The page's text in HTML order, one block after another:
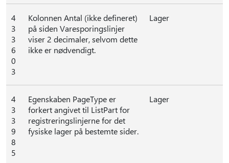
4
3
3
6
0
3
Kolonnen Antal (ikke defineret)
på siden Varesporingslinjer
viser 2 decimaler, selvom dette
ikke er nødvendigt.
Lager
4
3
3
9
8
5
Egenskaben PageType er
forkert angivet til ListPart for
registreringslinjerne for det
fysiske lager på bestemte sider.
Lager